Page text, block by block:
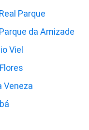
Parque
da Amizade
Viel
Veneza